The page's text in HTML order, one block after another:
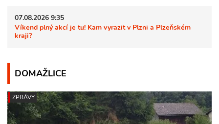
07.08.2026 9:35
Víkend plný akcí je tu! Kam vyrazit v Plzni a Plzeňském
kraji?
DOMAŽLICE
ZPRÁVY